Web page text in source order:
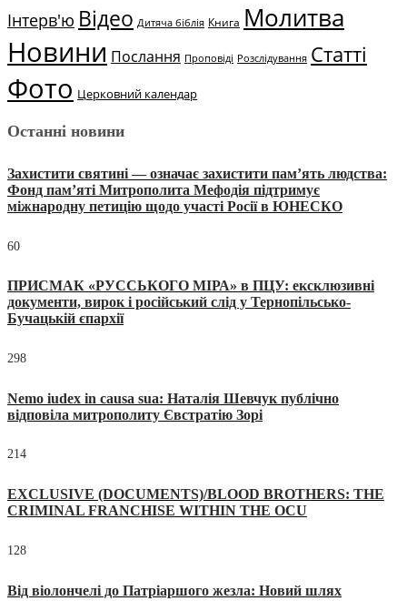
Інтерв'ю Відео Дитяча біблія Книга Молитва
Новини Послання Проповіді Розслідування Статті
Фото Церковний календар
Останні новини
Захистити святині — означає захистити пам’ять людства:
Фонд пам’яті Митрополита Мефодія підтримує
міжнародну петицію щодо участі Росії в ЮНЕСКО
60
ПРИСМАК «РУССЬКОГО МІРА» в ПЦУ: ексклюзивні
документи, вирок і російський слід у Тернопільсько-
Бучацькій єпархії
298
Nemo iudex in causa sua: Наталія Шевчук публічно
відповіла митрополиту Євстратію Зорі
214
EXCLUSIVE (DOCUMENTS)/BLOOD BROTHERS: THE
CRIMINAL FRANCHISE WITHIN THE OCU
128
Від віолончелі до Патріаршого жезла: Новий шлях